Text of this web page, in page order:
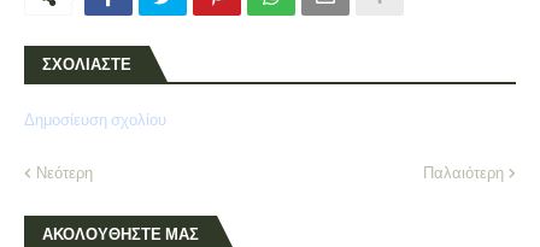
ΣΧΟΛΙΑΣΤΕ
Δημοσίευση σχολίου
Νεότερη Παλαιότερη
ΑΚΟΛΟΥΘΗΣΤΕ ΜΑΣ